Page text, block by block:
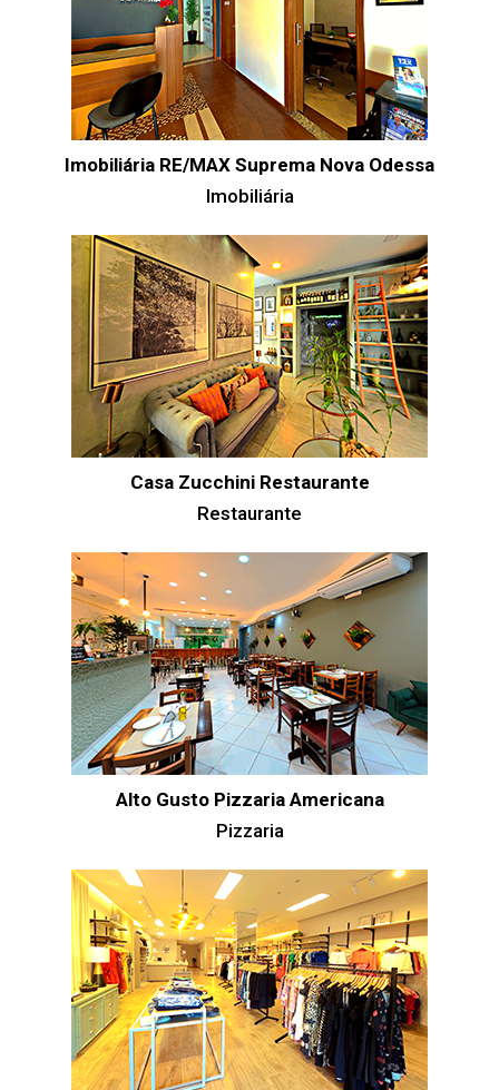
Imobiliária RE/MAX Suprema Nova Odessa
Imobiliária
Casa Zucchini Restaurante
Restaurante
Alto Gusto Pizzaria Americana
Pizzaria